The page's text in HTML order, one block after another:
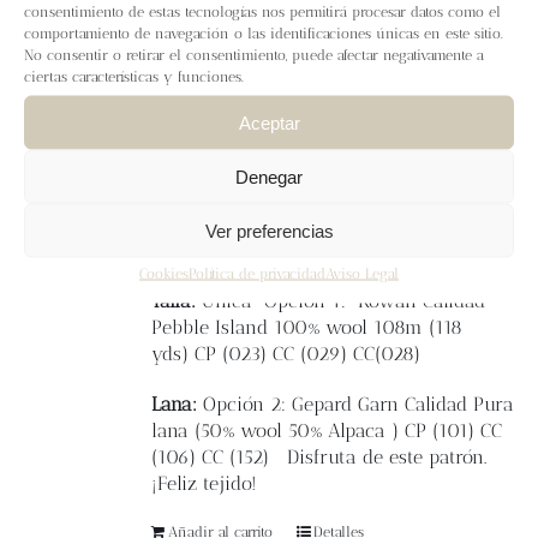
consentimiento de estas tecnologías nos permitirá procesar datos como el
comportamiento de navegación o las identificaciones únicas en este sitio.
No consentir o retirar el consentimiento, puede afectar negativamente a
ciertas características y funciones.
Aceptar
Denegar
Ver preferencias
CookiesPolítica de privacidad Aviso Legal
Blog
Contacto
Newsletter
Carrito
Mi cuenta
Elgorro Gretaestá tejido en circular y se
trabaja de abajo a arriba.
El motivo central es una flor trabajada a
colorwork y puntos envueltos, un dibujo
muy entretenido con técnicas diferentes.
calentito.
Talla: Única Opción 1: Rowan Calidad
Pebble Island 100% wool 108m (118
yds) CP (023) CC (029) CC(028)
Lana: Opción 2: Gepard Garn Calidad Pura
lana (50% wool 50% Alpaca ) CP (101) CC
(106) CC (152) Disfruta de este patrón.
¡Feliz tejido!
Añadir al carrito Detalles